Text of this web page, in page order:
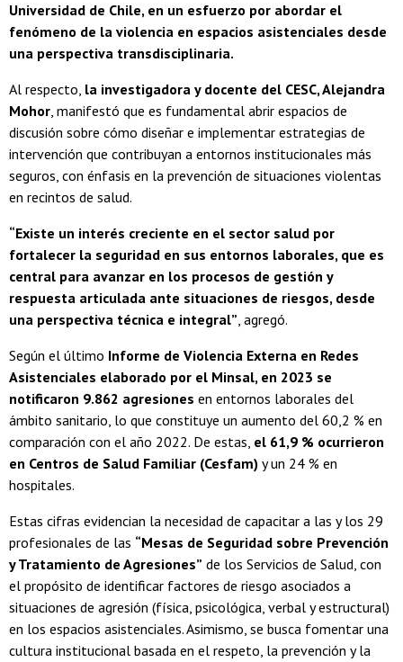
Universidad de Chile, en un esfuerzo por abordar el
fenómeno de la violencia en espacios asistenciales desde
una perspectiva transdisciplinaria.
Al respecto, la investigadora y docente del CESC, Alejandra
Mohor, manifestó que es fundamental abrir espacios de
discusión sobre cómo diseñar e implementar estrategias de
intervención que contribuyan a entornos institucionales más
seguros, con énfasis en la prevención de situaciones violentas
en recintos de salud.
“Existe un interés creciente en el sector salud por
fortalecer la seguridad en sus entornos laborales, que es
central para avanzar en los procesos de gestión y
respuesta articulada ante situaciones de riesgos, desde
una perspectiva técnica e integral”, agregó.
Según el último Informe de Violencia Externa en Redes
Asistenciales elaborado por el Minsal, en 2023 se
notificaron 9.862 agresiones en entornos laborales del
ámbito sanitario, lo que constituye un aumento del 60,2 % en
comparación con el año 2022. De estas, el 61,9 % ocurrieron
en Centros de Salud Familiar (Cesfam) y un 24 % en
hospitales.
Estas cifras evidencian la necesidad de capacitar a las y los 29
profesionales de las “Mesas de Seguridad sobre Prevención
y Tratamiento de Agresiones” de los Servicios de Salud, con
el propósito de identificar factores de riesgo asociados a
situaciones de agresión (física, psicológica, verbal y estructural)
en los espacios asistenciales. Asimismo, se busca fomentar una
cultura institucional basada en el respeto, la prevención y la